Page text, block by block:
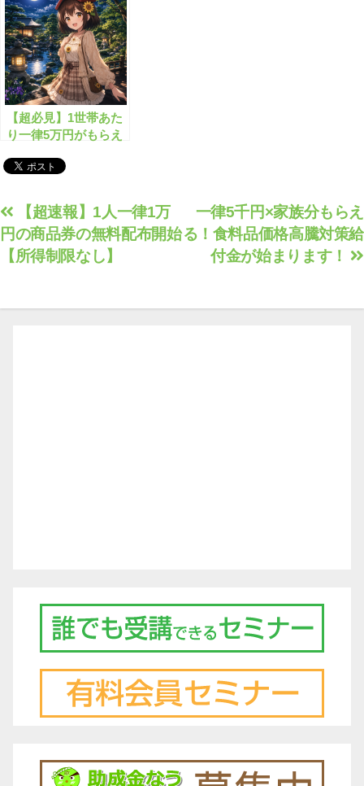
【超必見】1世帯あた
り一律5万円がもらえ
金”！
投
稿
ナ
ゲ
一律5千円×家族分もらえ
る！食料品価格高騰対策給
付金が始まります！
【超速報】1人一律1万
円の商品券の無料配布開始
【所得制限なし】